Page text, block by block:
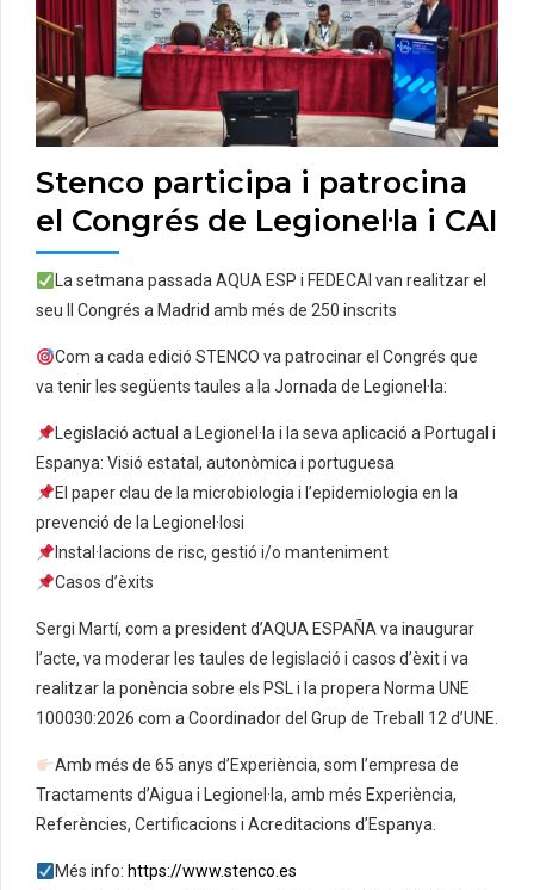
Stenco participa i patrocina
el Congrés de Legionel·la i CAI
La setmana passada AQUA ESP i FEDECAI van realitzar el
seu II Congrés a Madrid amb més de 250 inscrits
Com a cada edició STENCO va patrocinar el Congrés que
va tenir les següents taules a la Jornada de Legionel·la:
Legislació actual a Legionel·la i la seva aplicació a Portugal i
Espanya: Visió estatal, autonòmica i portuguesa
El paper clau de la microbiologia i l’epidemiologia en la
prevenció de la Legionel·losi
Instal·lacions de risc, gestió i/o manteniment
Casos d’èxits
Sergi Martí, com a president d’AQUA ESPAÑA va inaugurar
l’acte, va moderar les taules de legislació i casos d’èxit i va
realitzar la ponència sobre els PSL i la propera Norma UNE
100030:2026 com a Coordinador del Grup de Treball 12 d’UNE.
Amb més de 65 anys d’Experiència, som l’empresa de
Tractaments d’Aigua i Legionel·la, amb més Experiència,
Referències, Certificacions i Acreditacions d’Espanya.
Més info: https://www.stenco.es